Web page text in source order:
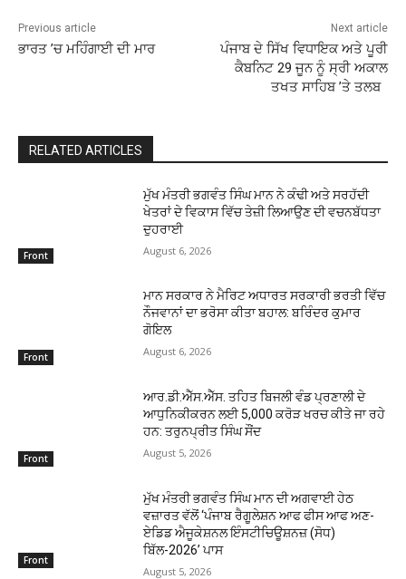
Previous article
ਭਾਰਤ ’ਚ ਮਹਿੰਗਾਈ ਦੀ ਮਾਰ
Next article
ਪੰਜਾਬ ਦੇ ਸਿੱਖ ਵਿਧਾਇਕ ਅਤੇ ਪੂਰੀ
ਕੈਬਨਿਟ 29 ਜੂਨ ਨੂੰ ਸ੍ਰੀ ਅਕਾਲ
ਤਖਤ ਸਾਹਿਬ ’ਤੇ ਤਲਬ
RELATED ARTICLES
Front
ਮੁੱਖ ਮੰਤਰੀ ਭਗਵੰਤ ਸਿੰਘ ਮਾਨ ਨੇ ਕੰਢੀ ਅਤੇ ਸਰਹੱਦੀ
ਖੇਤਰਾਂ ਦੇ ਵਿਕਾਸ ਵਿੱਚ ਤੇਜ਼ੀ ਲਿਆਉਣ ਦੀ ਵਚਨਬੱਧਤਾ
ਦੁਹਰਾਈ
August 6, 2026
Front
ਮਾਨ ਸਰਕਾਰ ਨੇ ਮੈਰਿਟ ਅਧਾਰਤ ਸਰਕਾਰੀ ਭਰਤੀ ਵਿੱਚ
ਨੌਜਵਾਨਾਂ ਦਾ ਭਰੋਸਾ ਕੀਤਾ ਬਹਾਲ: ਬਰਿੰਦਰ ਕੁਮਾਰ
ਗੋਇਲ
August 6, 2026
Front
ਆਰ.ਡੀ.ਐੱਸ.ਐੱਸ. ਤਹਿਤ ਬਿਜਲੀ ਵੰਡ ਪ੍ਰਣਾਲੀ ਦੇ
ਆਧੁਨਿਕੀਕਰਨ ਲਈ 5,000 ਕਰੋੜ ਖਰਚ ਕੀਤੇ ਜਾ ਰਹੇ
ਹਨ: ਤਰੁਨਪ੍ਰੀਤ ਸਿੰਘ ਸੌਂਦ
August 5, 2026
Front
ਮੁੱਖ ਮੰਤਰੀ ਭਗਵੰਤ ਸਿੰਘ ਮਾਨ ਦੀ ਅਗਵਾਈ ਹੇਠ
ਵਜ਼ਾਰਤ ਵੱਲੋਂ ‘ਪੰਜਾਬ ਰੈਗੂਲੇਸ਼ਨ ਆਫ ਫੀਸ ਆਫ ਅਣ-
ਏਡਿਡ ਐਜੂਕੇਸ਼ਨਲ ਇੰਸਟੀਚਿਊਸ਼ਨਜ਼ (ਸੋਧ)
ਬਿੱਲ-2026’ ਪਾਸ
August 5, 2026